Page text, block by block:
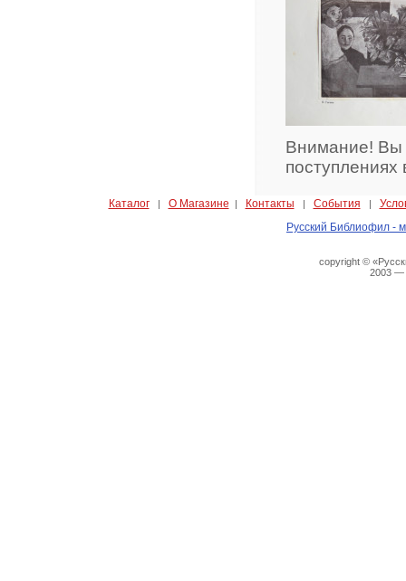
Внимание! Вы
Каталог| О Магазине | Контакты | События |
Русский Библиофил -
copyright ©
2003 —